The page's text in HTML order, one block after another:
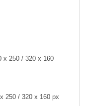
x 250 / 320 x 160
250 / 320 x 160 px